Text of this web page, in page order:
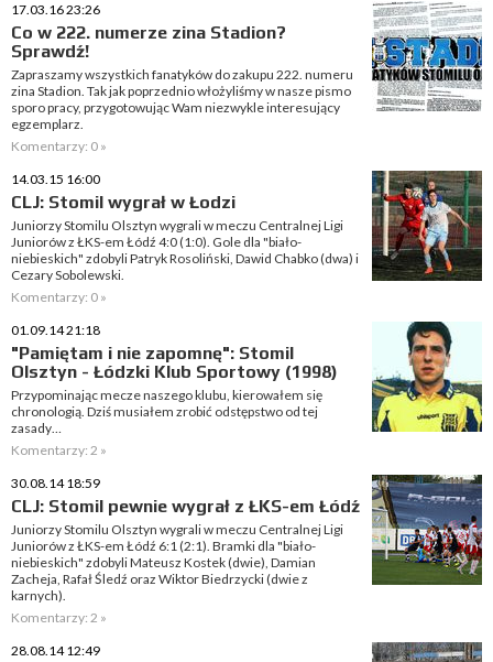
17.03.16 23:26
Co w 222. numerze zina Stadion?
Sprawdź!
Zapraszamy wszystkich fanatyków do zakupu 222. numeru
zina Stadion. Tak jak poprzednio włożyliśmy w nasze pismo
sporo pracy, przygotowując Wam niezwykle interesujący
egzemplarz.
Komentarzy: 0 »
14.03.15 16:00
CLJ: Stomil wygrał w Łodzi
Juniorzy Stomilu Olsztyn wygrali w meczu Centralnej Ligi
Juniorów z ŁKS-em Łódź 4:0 (1:0). Gole dla "biało-
niebieskich" zdobyli Patryk Rosoliński, Dawid Chabko (dwa) i
Cezary Sobolewski.
Komentarzy: 0 »
01.09.14 21:18
"Pamiętam i nie zapomnę": Stomil
Olsztyn - Łódzki Klub Sportowy (1998)
Przypominając mecze naszego klubu, kierowałem się
chronologią. Dziś musiałem zrobić odstępstwo od tej
zasady…
Komentarzy: 2 »
30.08.14 18:59
CLJ: Stomil pewnie wygrał z ŁKS-em Łódź
Juniorzy Stomilu Olsztyn wygrali w meczu Centralnej Ligi
Juniorów z ŁKS-em Łódź 6:1 (2:1). Bramki dla "biało-
niebieskich" zdobyli Mateusz Kostek (dwie), Damian
Zacheja, Rafał Śledź oraz Wiktor Biedrzycki (dwie z
karnych).
Komentarzy: 2 »
28.08.14 12:49